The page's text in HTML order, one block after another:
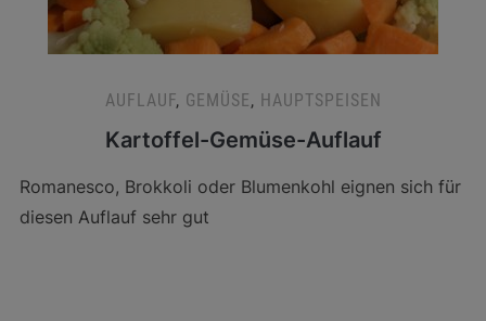
AUFLAUF, GEMÜSE, HAUPTSPEISEN
Kartoffel-Gemüse-Auflauf
Romanesco, Brokkoli oder Blumenkohl eignen sich für
diesen Auflauf sehr gut